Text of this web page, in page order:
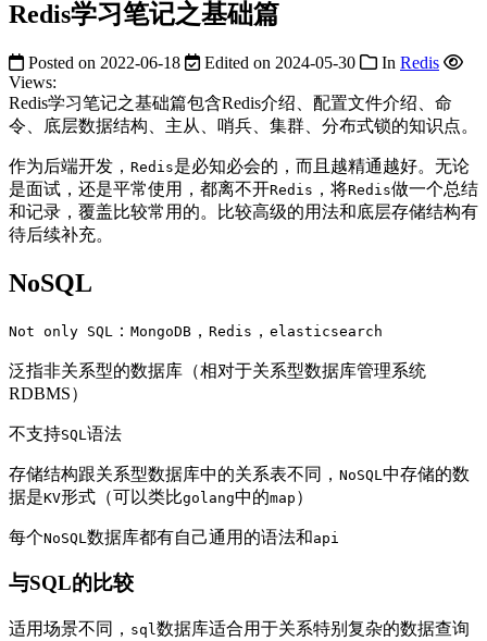
Redis学习笔记之基础篇
Posted on 2022-06-18 Edited on 2024-05-30 In Redis
Views:
Redis学习笔记之基础篇包含Redis介绍、配置文件介绍、命
令、底层数据结构、主从、哨兵、集群、分布式锁的知识点。
作为后端开发， Redis是必知必会的，而且越精通越好。无论
是面试，还是平常使用，都离不开Redis ，将Redis做一个总结
和记录，覆盖比较常用的。比较高级的用法和底层存储结构有
待后续补充。
NoSQL
Not only SQL ： MongoDB ， Redis ， elasticsearch
泛指非关系型的数据库（相对于关系型数据库管理系统
RDBMS）
不支持SQL 语法
存储结构跟关系型数据库中的关系表不同， NoSQL 中存储的数
据是KV形式（可以类比golang中的map ）
每个NoSQL 数据库都有自己通用的语法和api
与SQL的比较
适用场景不同， sql数据库适合用于关系特别复杂的数据查询